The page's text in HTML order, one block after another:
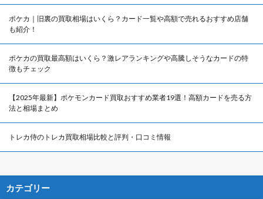
ポケカ｜旧裏の買取相場はいくら？カード一覧や高額で売れるおすすめ店舗
も紹介！
ポケカの買取最高額はいくら？激レアランキングや高騰しそうなカードの特
徴もチェック
【2025年最新】ポケモンカード買取おすすめ業者19選！高額カードを売る方
法と相場まとめ
トレカ侍のトレカ買取相場比較と評判・口コミ情報
カテゴリー